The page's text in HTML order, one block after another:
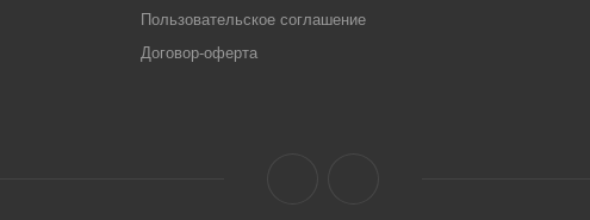
Пользовательское соглашение
Договор-оферта